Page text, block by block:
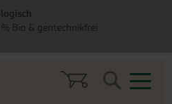
Search
% Bio & gentechnikfrei